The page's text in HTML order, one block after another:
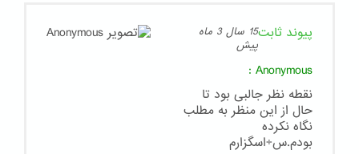
پیوند ثابت
15 سال 3 ماه
پیش
Anonymous
:
نقطه نظر جالبی بود تا
حال از این منظر به مطلب
نگاه نکرده
بودم.س÷اسگزارم